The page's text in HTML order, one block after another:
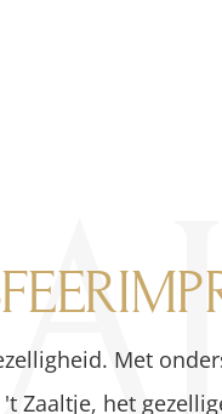
Met
Zaaltje, het